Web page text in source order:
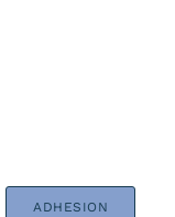
ADHESION